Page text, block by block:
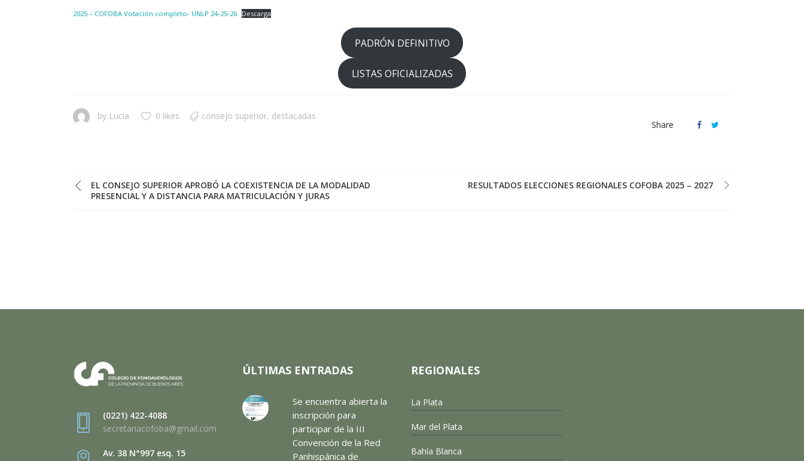
2025 – COFOBA Votación completo- UNLP 24-25-26 Descarga
PADRÓN DEFINITIVO
LISTAS OFICIALIZADAS
by Lucia 0 likes consejo superior, destacadas
Share
EL CONSEJO SUPERIOR APROBÓ LA COEXISTENCIA DE LA MODALIDAD
PRESENCIAL Y A DISTANCIA PARA MATRICULACIÓN Y JURAS
RESULTADOS ELECCIONES REGIONALES COFOBA 2025 – 2027
(0221) 422-4088
secretariacofoba@gmail.com
Av. 38 N°997 esq. 15
ÚLTIMAS ENTRADAS
Se encuentra abierta la
inscripción para
participar de la III
Convención de la Red
Panhispánica de
REGIONALES
La Plata
Mar del Plata
Bahía Blanca